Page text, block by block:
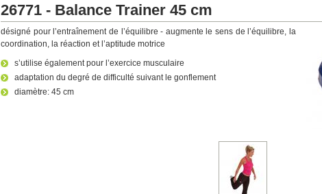
26771 - Balance Trainer 45 cm
désigné pour l’entraînement de l’équilibre - augmente le sens de l’équilibre, la
coordination, la réaction et l’aptitude motrice
s’utilise également pour l’exercice musculaire
adaptation du degré de difficulté suivant le gonflement
diamètre: 45 cm